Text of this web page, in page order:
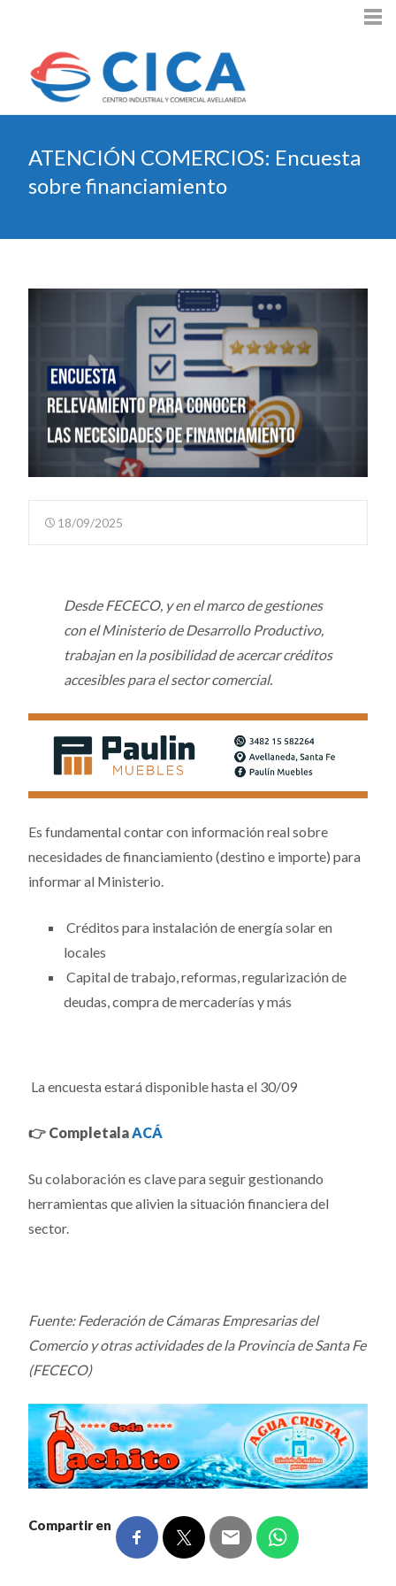
ATENCIÓN COMERCIOS: Encuesta
sobre financiamiento
18/09/2025
Desde FECECO, y en el marco de gestiones
con el Ministerio de Desarrollo Productivo,
trabajan en la posibilidad de acercar créditos
accesibles para el sector comercial.
Es fundamental contar con información real sobre
necesidades de financiamiento (destino e importe) para
informar al Ministerio.
Créditos para instalación de energía solar en
locales
Capital de trabajo, reformas, regularización de
deudas, compra de mercaderías y más
️ La encuesta estará disponible hasta el 30/09
👉 CompletalaACÁ
Su colaboración es clave para seguir gestionando
herramientas que alivien la situación financiera del
sector.
Fuente: Federación de Cámaras Empresarias del
Comercio y otras actividades de la Provincia de Santa Fe
(FECECO)
Compartir en